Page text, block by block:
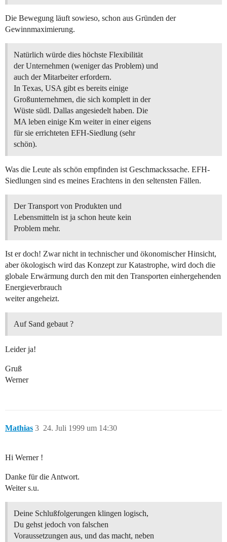
Die Bewegung läuft sowieso, schon aus Gründen der
Gewinnmaximierung.
Natürlich würde dies höchste Flexibilität
der Unternehmen (weniger das Problem) und
auch der Mitarbeiter erfordern.
In Texas, USA gibt es bereits einige
Großunternehmen, die sich komplett in der
Wüste südl. Dallas angesiedelt haben. Die
MA leben einige Km weiter in einer eigens
für sie errichteten EFH-Siedlung (sehr
schön).
Was die Leute als schön empfinden ist Geschmackssache. EFH-
Siedlungen sind es meines Erachtens in den seltensten Fällen.
Der Transport von Produkten und
Lebensmitteln ist ja schon heute kein
Problem mehr.
Ist er doch! Zwar nicht in technischer und ökonomischer Hinsicht,
aber ökologisch wird das Konzept zur Katastrophe, wird doch die
globale Erwärmung durch den mit den Transporten einhergehenden
Energieverbrauch
weiter angeheizt.
Auf Sand gebaut ?
Leider ja!
Gruß
Werner
Mathias 24. Juli 1999 um 14:30
3
Hi Werner !
Danke für die Antwort.
Weiter s.u.
Deine Schlußfolgerungen klingen logisch,
Du gehst jedoch von falschen
Voraussetzungen aus, und das macht, neben